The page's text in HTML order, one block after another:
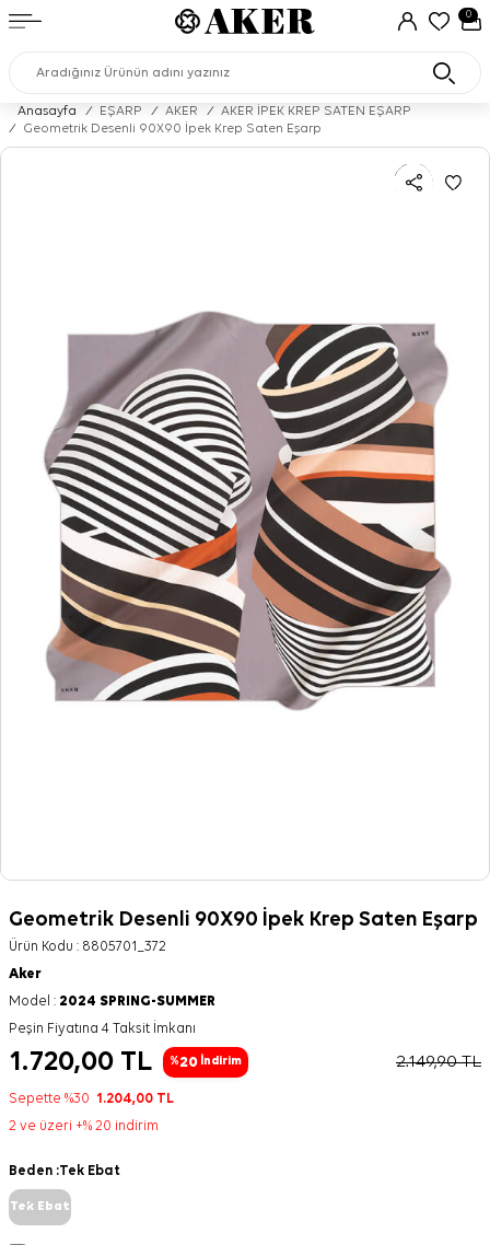
0
Anasayfa / EŞARP / AKER /
AKER İPEK KREP SATEN EŞARP
/
Geometrik Desenli 90X90 İpek Krep Saten Eşarp
Geometrik Desenli 90X90 İpek Krep Saten Eşarp
Ürün Kodu : 8805701_372
Aker
Model : 2024 SPRING-SUMMER
Peşin Fiyatına 4 Taksit İmkanı
1.720,00 TL %20 İndirim 2.149,90TL
Sepette %30 1.204,00 TL
2 ve üzeri +% 20 indirim
Beden :Tek Ebat
Tek Ebat